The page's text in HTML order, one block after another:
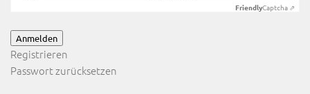
FriendlyCaptcha ⇗
Anmelden
Registrieren
Passwort zurücksetzen